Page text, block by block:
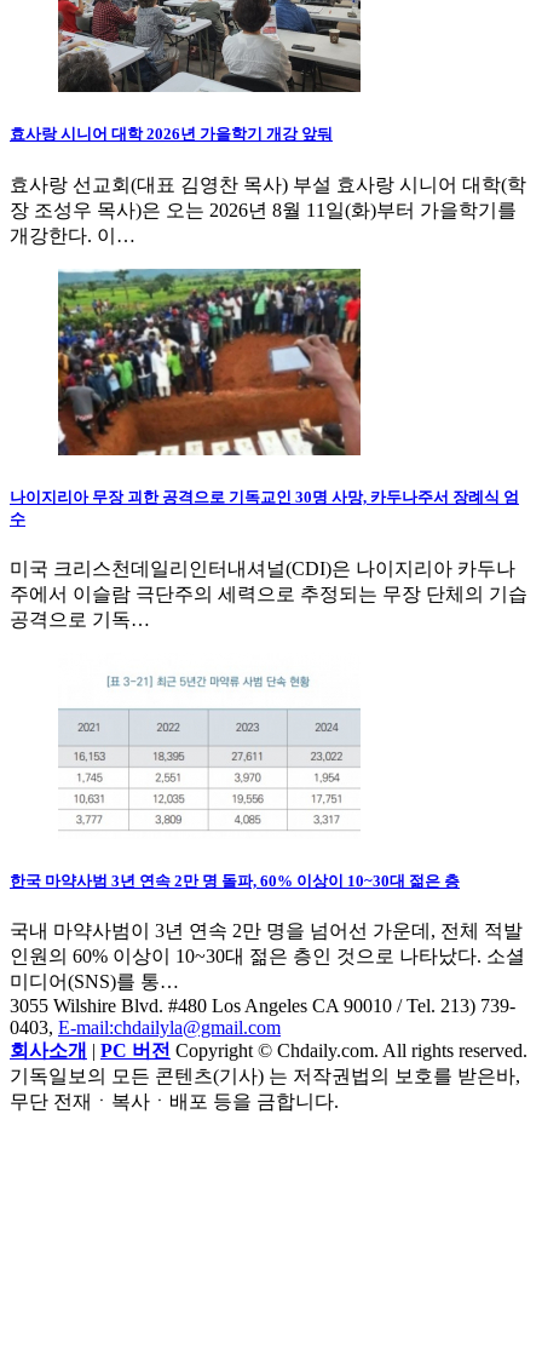
효사랑 시니어 대학 2026년 가을학기 개강 앞둬
효사랑 선교회(대표 김영찬 목사) 부설 효사랑 시니어 대학(학
장 조성우 목사)은 오는 2026년 8월 11일(화)부터 가을학기를
개강한다. 이…
나이지리아 무장 괴한 공격으로 기독교인 30명 사망, 카두나주서 장례식 엄
수
미국 크리스천데일리인터내셔널(CDI)은 나이지리아 카두나
주에서 이슬람 극단주의 세력으로 추정되는 무장 단체의 기습
공격으로 기독…
한국 마약사범 3년 연속 2만 명 돌파, 60% 이상이 10~30대 젊은 층
국내 마약사범이 3년 연속 2만 명을 넘어선 가운데, 전체 적발
인원의 60% 이상이 10~30대 젊은 층인 것으로 나타났다. 소셜
미디어(SNS)를 통…
3055 Wilshire Blvd. #480 Los Angeles CA 90010 / Tel. 213) 739-
0403, E-mail:chdailyla@gmail.com
회사소개 | PC 버전 Copyright © Chdaily.com. All rights reserved.
기독일보의 모든 콘텐츠(기사) 는 저작권법의 보호를 받은바,
무단 전재ㆍ복사ㆍ배포 등을 금합니다.